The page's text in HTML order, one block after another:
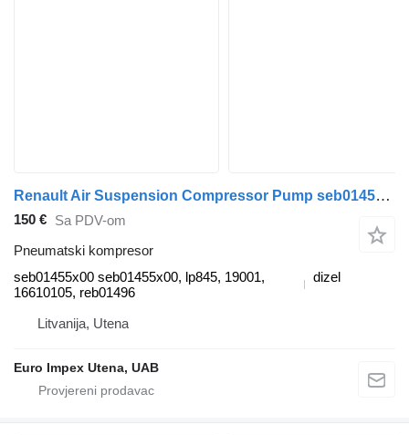
Renault Air Suspension Compressor Pump seb01455x00 pneumatski kompresor za Renault Magnum kamiona
150 € Sa PDV-om
Pneumatski kompresor
seb01455x00 seb01455x00, lp845, 19001,
16610105, reb01496
dizel
Litvanija, Utena
Euro Impex Utena, UAB